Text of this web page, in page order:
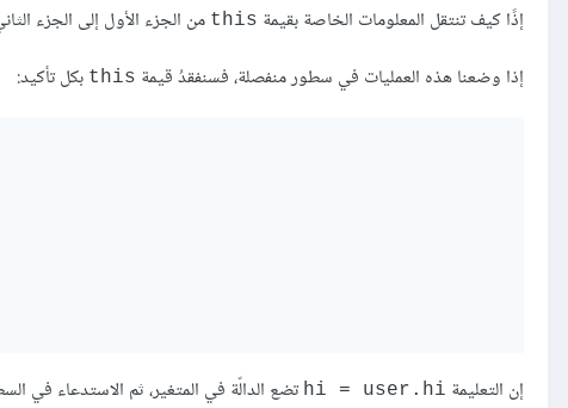
إذًا كيف تنتقل المعلومات الخاصة بقيمة this من الجزء الأول إلى الجزء
إذا وضعنا هذه العمليات في سطور منفصلة، فسنفقدُ قيمة this بكل تأكيد:
إن التعليمة hi = user.hi تضع الدالّة في المتغير، ثم الاستدعاء في